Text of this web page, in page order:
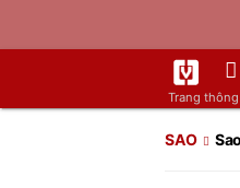
Trang
SAO